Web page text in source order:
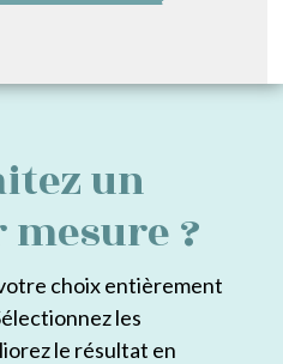
un
?
choix entièrement
les
le résultat en